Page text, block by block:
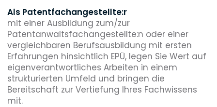
Als Patentfachangestellte:r
mit einer Ausbildung zum/zur
Patentanwaltsfachangestellte:n oder einer
vergleichbaren Berufsausbildung mit ersten
Erfahrungen hinsichtlich EPÜ, legen Sie Wert auf
eigenverantwortliches Arbeiten in einem
strukturierten Umfeld und bringen die
Bereitschaft zur Vertiefung Ihres Fachwissens
mit.